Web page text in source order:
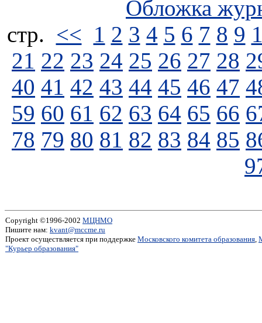
Обложка
стp. << 1 2 3 4 5 6 7 8 9
21 22 23 24 25 26 27 28
40 41 42 43 44 45 46 47
59 60 61 62 63 64 65 66
78 79 80 81 82 83 84 85
Copyright ©1996-2002 МЦНМО
Пишите нам: kvant@mccme.ru
Проект осуществляется при поддержке Московского комитета образования,
"Курьер образования"